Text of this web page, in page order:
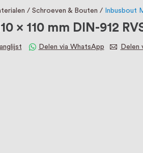
service bij ons
Schroeven & Bouten Inbusbout
x 110 mm DIN-912
Delen via WhatsApp Delen